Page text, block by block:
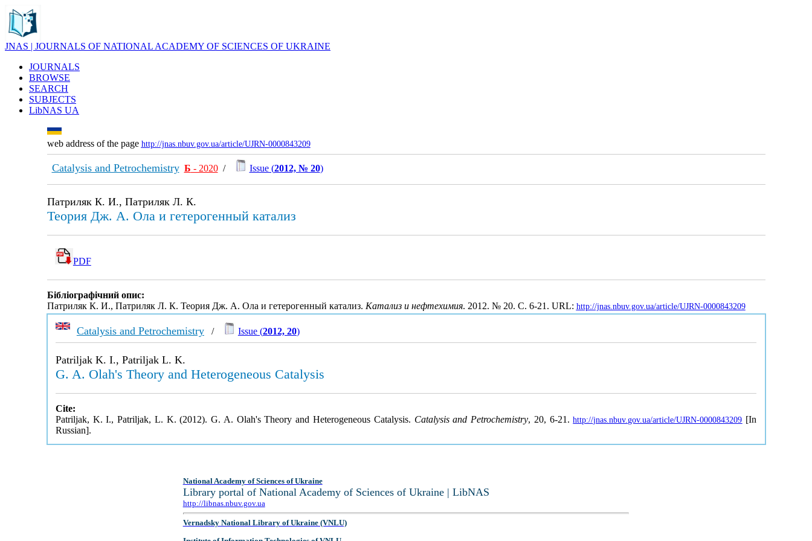
JNAS | JOURNALS OF NATIONAL ACADEMY OF SCIENCES OF UKRAINE
JOURNALS
BROWSE
SEARCH
SUBJECTS
LibNAS UA
web address of the page http://jnas.nbuv.gov.ua/article/UJRN-0000843209
Catalysis and Petrochemistry Б - 2020/ Issue (2012, № 20)
Патриляк К. И., Патриляк Л. К.
Теория Дж. А. Ола и гетерогенный катализ
PDF
Бібліографічний опис:
Патриляк К. И., Патриляк Л. К. Теория Дж. А. Ола и гетерогенный катализ. Катализ и нефтехимия. 2012. № 20. С. 6-21. URL: http://jnas.nbuv.gov.ua/article/UJRN-0000843209
Catalysis and Petrochemistry/ Issue (2012, 20)
Patriljak K. I., Patriljak L. K.
G. A. Olah's Theory and Heterogeneous Catalysis
Cite:
Patriljak, K. I., Patriljak, L. K. (2012). G. A. Olah's Theory and Heterogeneous Catalysis. Catalysis and Petrochemistry, 20, 6-21.http://jnas.nbuv.gov.ua/article/UJRN-0000843209 [In
Russian].
National Academy of Sciences of Ukraine
Library portal of National Academy of Sciences of Ukraine | LibNAS
http://libnas.nbuv.gov.ua
Vernadsky National Library of Ukraine (VNLU)